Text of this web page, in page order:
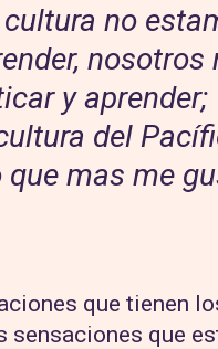
no
nosotros
y aprender;
del
mas me
que tienen
que